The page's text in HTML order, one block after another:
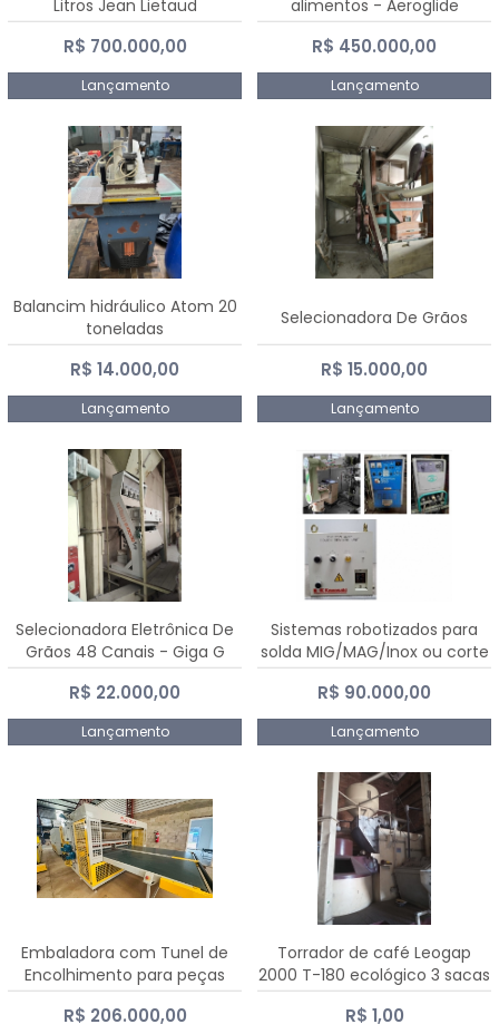
Litros Jean Lietaud
R$ 700.000,00
Lançamento
alimentos - Aeroglide
R$ 450.000,00
Lançamento
Balancim hidráulico Atom 20
toneladas
R$ 14.000,00
Lançamento
Selecionadora De Grãos
R$ 15.000,00
Lançamento
Selecionadora Eletrônica De
Grãos 48 Canais - Giga G
10000
R$ 22.000,00
Lançamento
Sistemas robotizados para
solda MIG/MAG/Inox ou corte
plasma
R$ 90.000,00
Lançamento
Embaladora com Tunel de
Encolhimento para peças
grandes portas janelas -
Dalmak
R$ 206.000,00
Torrador de café Leogap
2000 T-180 ecológico 3 sacas
de carga 540 kg/h
R$ 1,00